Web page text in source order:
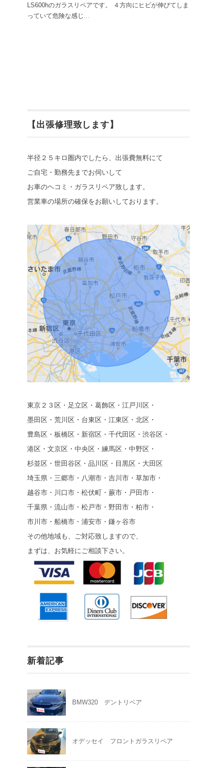
LS600hのガラスリペアです。 ４方向にヒビが伸びてしま
っていて危険な感じ ...
【出張修理致します】
半径２５キロ圏内でしたら、出張費無料にて
ご自宅・勤務先までお伺いして
お車のヘコミ・ガラスリペア致します。
営業車の場所の確保をお願いしております。
東京２３区・足立区・葛飾区・江戸川区・
墨田区・荒川区・台東区・江東区・北区・
豊島区・板橋区・新宿区・千代田区・渋谷区・
港区・文京区・中央区・練馬区・中野区・
杉並区・世田谷区・品川区・目黒区・大田区
埼玉県・三郷市・八潮市・吉川市・草加市・
越谷市・川口市・松伏町・蕨市・戸田市・
千葉県・流山市・松戸市・野田市・柏市・
市川市・船橋市・浦安市・鎌ヶ谷市
その他地域も、ご対応致しますので、
まずは、お気軽にご相談下さい。
新着記事
BMW320 デントリペア
オデッセイ フロントガラスリペア